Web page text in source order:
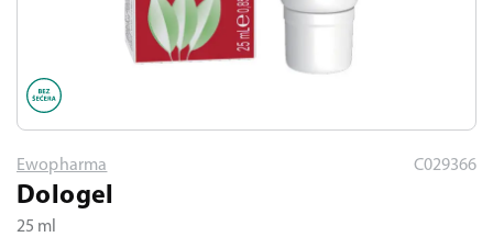
Ewopharma C029366
Dologel
25 ml